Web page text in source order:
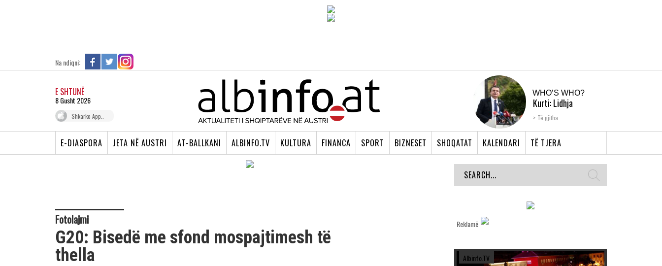
Na ndiqni:
E SHTUNË
8 Gusht 2026
Shkarko App..
WHO’S WHO?
Kurti: Lidhja
Shqiptare e Prizrenit,
Të gjitha
E-DIASPORA JETA NË AUSTRI AT-BALLKANI ALBINFO.TV KULTURA FINANCA SPORT BIZNESET SHOQATAT KALENDARI TË TJERA
Fotolajmi
G20: Bisedë me sfond mospajtimesh të
thella
Reklamë
Albinfo.TV